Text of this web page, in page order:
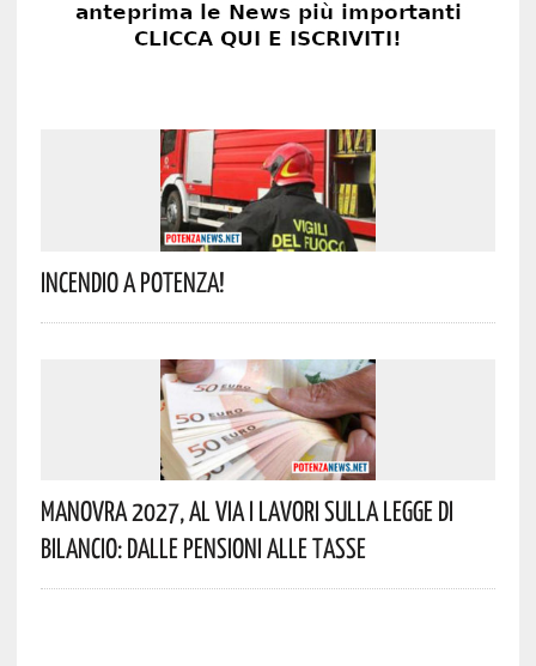
Incendio A Potenza!
Manovra 2027, Al Via I Lavori Sulla Legge Di
Bilancio: Dalle Pensioni Alle Tasse